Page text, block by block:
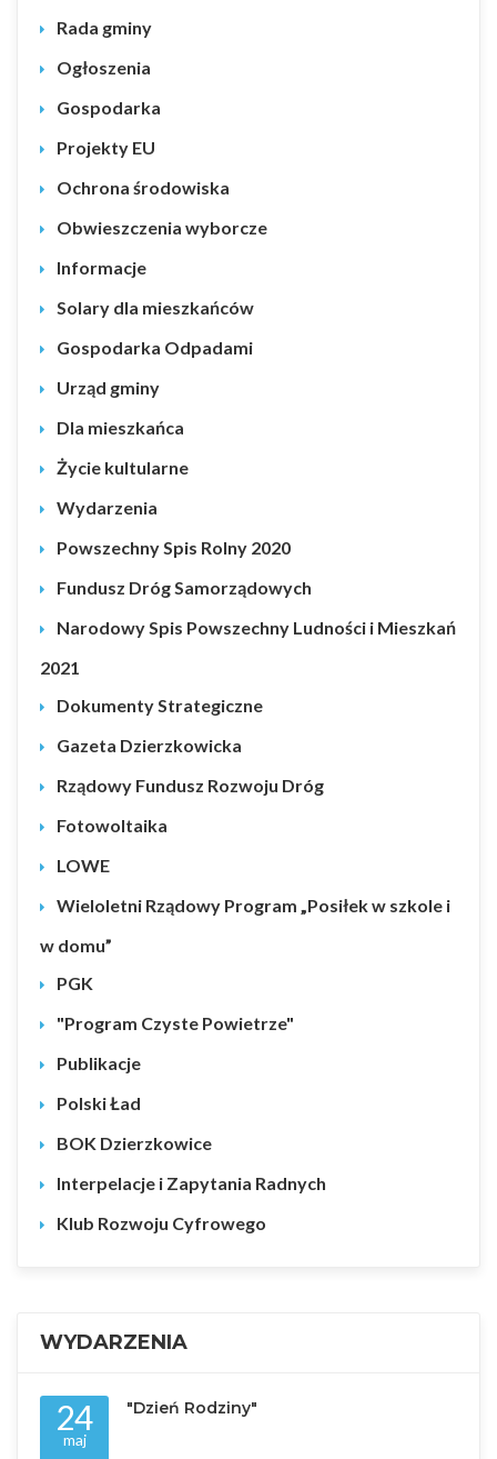
Rada gminy
Ogłoszenia
Gospodarka
Projekty EU
Ochrona środowiska
Obwieszczenia wyborcze
Informacje
Solary dla mieszkańców
Gospodarka Odpadami
Urząd gminy
Dla mieszkańca
Życie kultularne
Wydarzenia
Powszechny Spis Rolny 2020
Fundusz Dróg Samorządowych
Narodowy Spis Powszechny Ludności i Mieszkań
2021
Dokumenty Strategiczne
Gazeta Dzierzkowicka
Rządowy Fundusz Rozwoju Dróg
Fotowoltaika
LOWE
Wieloletni Rządowy Program „Posiłek w szkole i
w domu”
PGK
"Program Czyste Powietrze"
Publikacje
Polski Ład
BOK Dzierzkowice
Interpelacje i Zapytania Radnych
Klub Rozwoju Cyfrowego
WYDARZENIA
24
maj
"Dzień Rodziny"